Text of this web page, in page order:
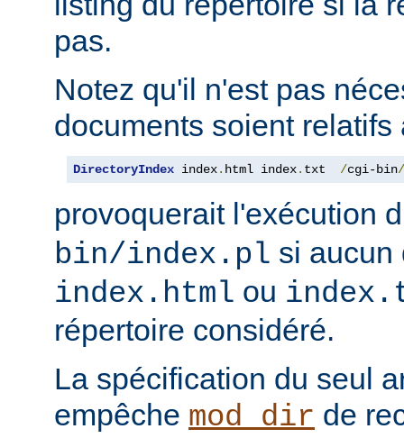
pas.
Notez qu'il n'est pas
documents soient relatifs
DirectoryIndex index. html index. txt /cgi-bin/
provoquerait l'exécution
bin/index.pl si aucun
index.html ou
répertoire considéré.
La spécification du seul
empêche mod_dir de